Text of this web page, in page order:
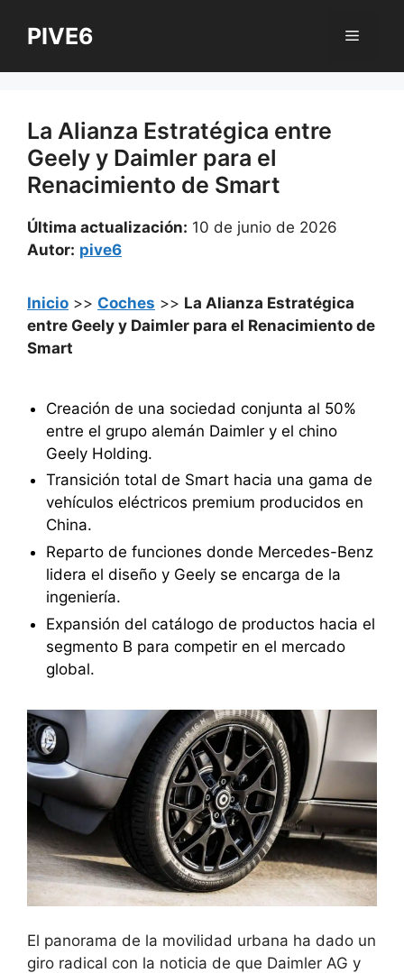
PIVE6 Menú
La Alianza Estratégica entre
Geely y Daimler para el
Renacimiento de Smart
Última actualización: 10 de junio de 2026
Autor: pive6
Inicio >> Coches >> La Alianza Estratégica
entre Geely y Daimler para el Renacimiento de
Smart
Creación de una sociedad conjunta al 50%
entre el grupo alemán Daimler y el chino
Geely Holding.
Transición total de Smart hacia una gama de
vehículos eléctricos premium producidos en
China.
Reparto de funciones donde Mercedes-Benz
lidera el diseño y Geely se encarga de la
ingeniería.
Expansión del catálogo de productos hacia el
segmento B para competir en el mercado
global.
El panorama de la movilidad urbana ha dado un
giro radical con la noticia de que Daimler AG y